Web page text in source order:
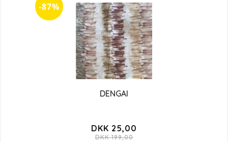
-87%
DENGAI
DKK 25,00
DKK 199,00